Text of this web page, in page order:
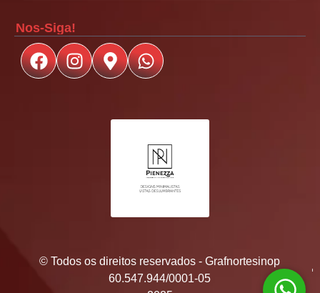
Nos-Siga!
© Todos os direitos reservados - Grafnortesinop
60.547.944/0001-05